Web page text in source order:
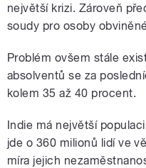
největší krizi. Zároveň
soudy pro osoby
Problém ovšem stále
absolventů se za
kolem 35 až 40 procent.
Indie má největší
jde o 360 milionů lidí ve
míra jejich